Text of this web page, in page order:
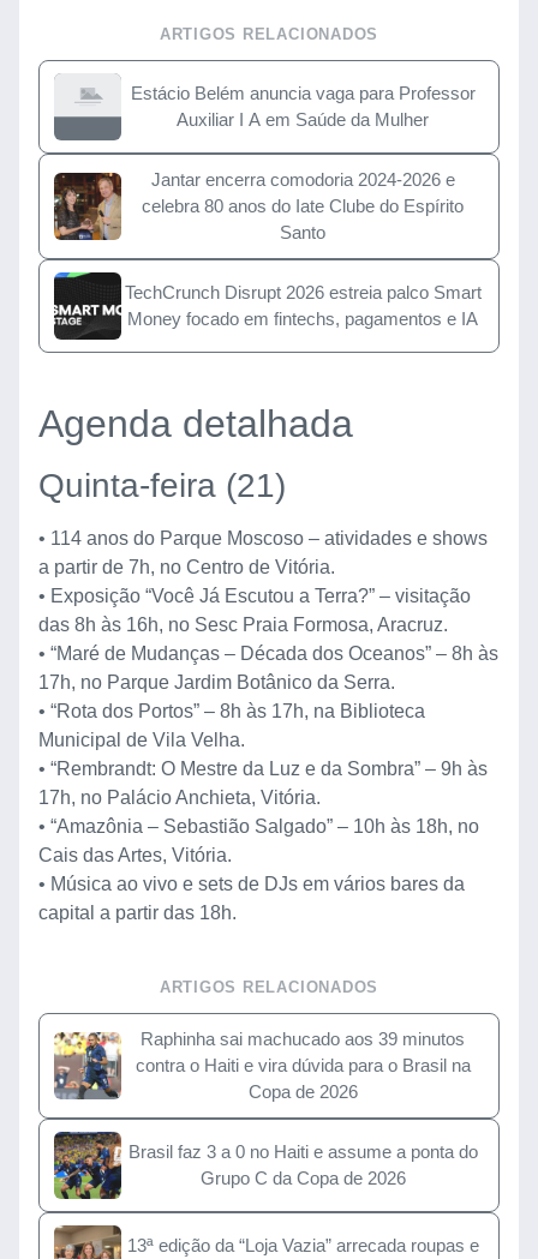
ARTIGOS RELACIONADOS
Estácio Belém anuncia vaga para Professor
Auxiliar I A em Saúde da Mulher
Jantar encerra comodoria 2024-2026 e
celebra 80 anos do Iate Clube do Espírito
Santo
TechCrunch Disrupt 2026 estreia palco Smart
Money focado em fintechs, pagamentos e IA
Agenda detalhada
Quinta-feira (21)
• 114 anos do Parque Moscoso – atividades e shows
a partir de 7h, no Centro de Vitória.
• Exposição “Você Já Escutou a Terra?” – visitação
das 8h às 16h, no Sesc Praia Formosa, Aracruz.
• “Maré de Mudanças – Década dos Oceanos” – 8h às
17h, no Parque Jardim Botânico da Serra.
• “Rota dos Portos” – 8h às 17h, na Biblioteca
Municipal de Vila Velha.
• “Rembrandt: O Mestre da Luz e da Sombra” – 9h às
17h, no Palácio Anchieta, Vitória.
• “Amazônia – Sebastião Salgado” – 10h às 18h, no
Cais das Artes, Vitória.
• Música ao vivo e sets de DJs em vários bares da
capital a partir das 18h.
ARTIGOS RELACIONADOS
Raphinha sai machucado aos 39 minutos
contra o Haiti e vira dúvida para o Brasil na
Copa de 2026
Brasil faz 3 a 0 no Haiti e assume a ponta do
Grupo C da Copa de 2026
13ª edição da “Loja Vazia” arrecada roupas e